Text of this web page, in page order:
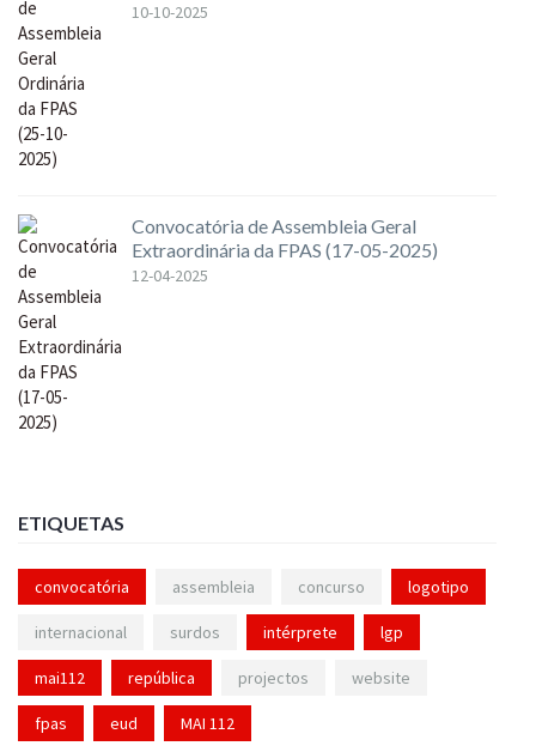
10-10-2025
Convocatória de Assembleia Geral
Extraordinária da FPAS (17-05-2025)
12-04-2025
ETIQUETAS
convocatória assembleia concurso logotipo
internacional surdos intérprete lgp
mai112 república projectos website
fpas eud MAI 112